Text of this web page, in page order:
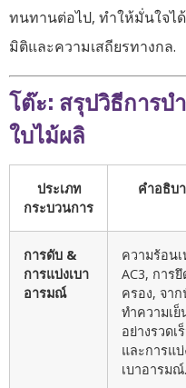
ทนทานต่อไป, ทำให้มั่นใจไ
มิติและความเสถียรทางกล.
โต๊ะ: สรุปวิธีการ
ใบไม้ผลิ
ประเภท
กระบวนการ
คำอธิบ
การดับ &
การแบ่งเบา
อารมณ์
ความร้อน
AC3, การยึ
ครอง, จา
ทำความเย็
อย่างรวดเ
และการแบ่
เบาอารมณ์.